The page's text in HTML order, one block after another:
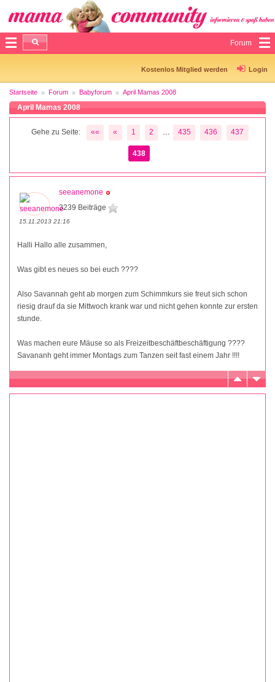
Forum
Kostenlos Mitglied werden Login
Startseite Forum Babyforum April Mamas 2008
April Mamas 2008
Gehe zu Seite: «« « 1 2 435 436 437
438
seeanemone
3239 Beiträge
15.11.2013 21:16
Halli Hallo alle zusammen,
Was gibt es neues so bei euch ????
Also Savannah geht ab morgen zum Schimmkurs sie freut sich schon
riesig drauf da sie Mittwoch krank war und nicht gehen konnte zur ersten
stunde.
Was machen eure Mäuse so als Freizeitbeschäftbeschäftigung ????
Savananh geht immer Montags zum Tanzen seit fast einem Jahr !!!!